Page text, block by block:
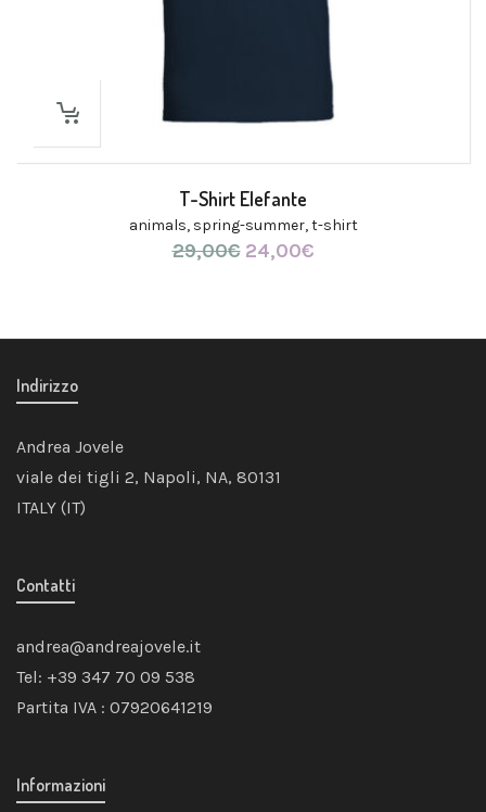
T-Shirt Elefante
animals, spring-summer,t-shirt
29,00€ Il
29,00€.
24,00€Il
24,00€.
Indirizzo
Andrea Jovele
viale dei tigli 2, Napoli, NA, 80131
ITALY (IT)
Contatti
andrea@andreajovele.it
Tel: +39 347 70 09 538
Partita IVA : 07920641219
Informazioni